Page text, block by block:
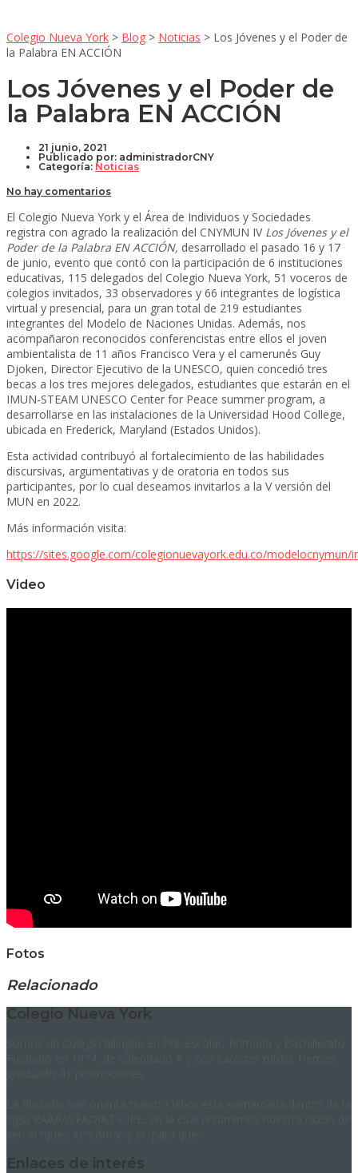
Colegio Nueva York > Blog > Noticias > Los Jóvenes y el Poder de
la Palabra EN ACCIÓN
Los Jóvenes y el Poder de
la Palabra EN ACCIÓN
21 junio, 2021
Publicado por: administradorCNY
Categoría: Noticias
No hay comentarios
El Colegio Nueva York y el Área de Individuos y Sociedades
registra con agrado la realización del CNYMUN IV Los Jóvenes y el
Poder de la Palabra EN ACCIÓN, desarrollado el pasado 16 y 17
de junio, evento que contó con la participación de 6 instituciones
educativas, 115 delegados del Colegio Nueva York, 51 voceros de
colegios invitados, 33 observadores y 66 integrantes de logística
virtual y presencial, para un gran total de 219 estudiantes
integrantes del Modelo de Naciones Unidas. Además, nos
acompañaron reconocidos conferencistas entre ellos el joven
ambientalista de 11 años Francisco Vera y el camerunés Guy
Djoken, Director Ejecutivo de la UNESCO, quien concedió tres
becas a los tres mejores delegados, estudiantes que estarán en el
IMUN-STEAM UNESCO Center for Peace summer program, a
desarrollarse en las instalaciones de la Universidad Hood College,
ubicada en Frederick, Maryland (Estados Unidos).
Esta actividad contribuyó al fortalecimiento de las habilidades
discursivas, argumentativas y de oratoria en todos sus
participantes, por lo cual deseamos invitarlos a la V versión del
MUN en 2022.
Más información visita:
https://sites.google.com/colegionuevayork.edu.co/modelocnymun/
Video
Fotos
Relacionado
Colegio Nueva York
Enlaces de interés